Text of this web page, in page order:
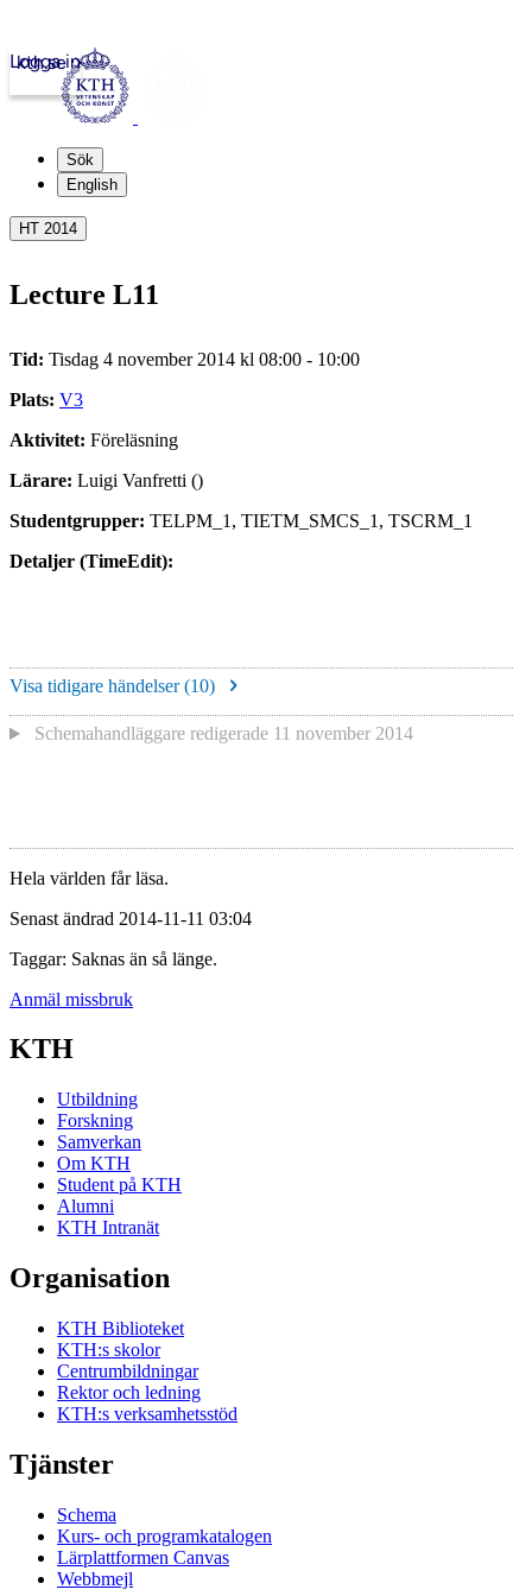
kth.se
Logga in
Sök
English
HT 2014
Lecture L11
Tid: Tisdag 4 november 2014 kl 08:00 - 10:00
Plats: V3
Aktivitet: Föreläsning
Lärare: Luigi Vanfretti ()
Studentgrupper: TELPM_1, TIETM_SMCS_1, TSCRM_1
Detaljer (TimeEdit):
Visa tidigare händelser (10)
Schemahandläggare redigerade 11 november 2014
Hela världen får läsa.
Senast ändrad 2014-11-11 03:04
Taggar: Saknas än så länge.
Anmäl missbruk
KTH
Utbildning
Forskning
Samverkan
Om KTH
Student på KTH
Alumni
KTH Intranät
Organisation
KTH Biblioteket
KTH:s skolor
Centrumbildningar
Rektor och ledning
KTH:s verksamhetsstöd
Tjänster
Schema
Kurs- och programkatalogen
Lärplattformen Canvas
Webbmejl